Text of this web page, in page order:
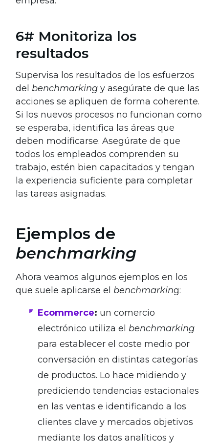
6# Monitoriza los
resultados
Supervisa los resultados de los esfuerzos
del benchmarking y asegúrate de que las
acciones se apliquen de forma coherente.
Si los nuevos procesos no funcionan como
se esperaba, identifica las áreas que
deben modificarse. Asegúrate de que
todos los empleados comprenden su
trabajo, estén bien capacitados y tengan
la experiencia suficiente para completar
las tareas asignadas.
Ejemplos de
benchmarking
Ahora veamos algunos ejemplos en los
que suele aplicarse el benchmarking:
Ecommerce: un comercio
electrónico utiliza el benchmarking
para establecer el coste medio por
conversación en distintas categorías
de productos. Lo hace midiendo y
prediciendo tendencias estacionales
en las ventas e identificando a los
clientes clave y mercados objetivos
mediante los datos analíticos y